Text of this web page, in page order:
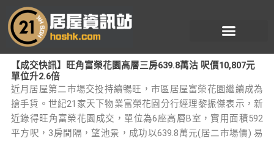
至
【成交快訊】旺角富榮花園高層三房639.8萬沽 呎價10,807元
單位升2.6倍
近月居屋第二市場交投持續暢旺，市區居屋富榮花園繼續成為
搶手貨。世紀21家天下物業富榮花園分行經理黎振傑表示，新
近錄得旺角富榮花園成交，單位為6座高層B室，實用面積592
平方呎，3房間隔，望池景，成功以639.8萬元(居二市場價) 易